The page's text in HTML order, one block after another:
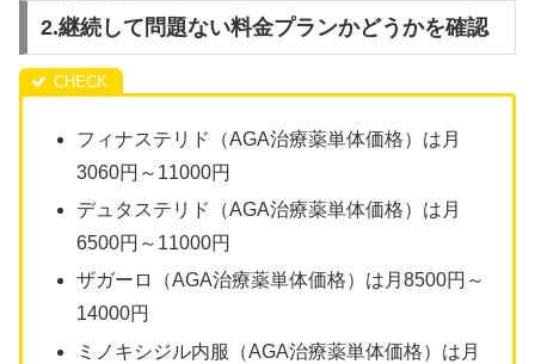
2.継続して問題ない料金プランかどうかを確認
フィナステリド（AGA治療薬単体価格）は月
3060円～11000円
デュタステリド（AGA治療薬単体価格）は月
6500円～11000円
ザガーロ（AGA治療薬単体価格）は月8500円～
14000円
ミノキシジル内服（AGA治療薬単体価格）は月